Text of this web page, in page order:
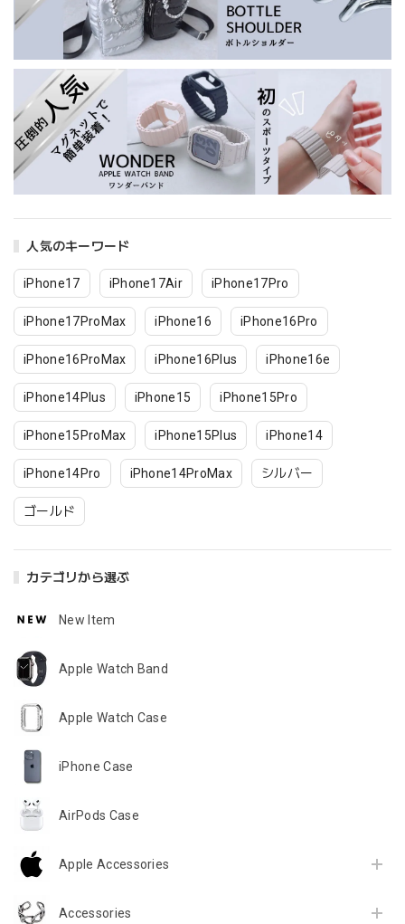
人気のキーワード
iPhone17 iPhone17Air iPhone17Pro
iPhone17ProMax iPhone16 iPhone16Pro
iPhone16ProMax iPhone16Plus iPhone16e
iPhone14Plus iPhone15 iPhone15Pro
iPhone15ProMax iPhone15Plus iPhone14
iPhone14Pro iPhone14ProMax シルバー
ゴールド
カテゴリから選ぶ
New Item
Apple Watch Band
Apple Watch Case
iPhone Case
AirPods Case
Apple Accessories
Accessories